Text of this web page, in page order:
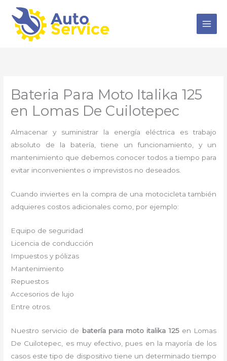
contenido
Bateria Para Moto Italika 125
en Lomas De Cuilotepec
Almacenar y suministrar la energía eléctrica es trabajo
absoluto de la batería, tiene un funcionamiento, y un
mantenimiento que debemos conocer todos a tiempo para
evitar inconvenientes o imprevistos no deseados.
Cuando inviertes en la compra de una motocicleta también
adquieres costos adicionales como, por ejemplo:
Equipo de seguridad
Licencia de conducción
Impuestos y pólizas
Mantenimiento
Repuestos
Accesorios de lujo
Entre otros.
Nuestro servicio de batería para moto italika 125en Lomas
De Cuilotepec, es muy efectivo, pues en la mayoría de los
casos este tipo de dispositivo tiene un determinado tiempo